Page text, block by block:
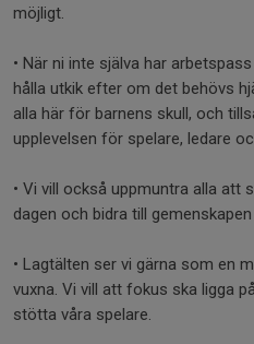
möjligt.
• När ni inte själva har
hålla utkik efter om det behövs
alla här för barnens skull, och
upplevelsen för spelare, ledare
• Vi vill också uppmuntra alla att
dagen och bidra till
• Lagtälten ser vi gärna som en
vuxna. Vi vill att fokus ska ligga
stötta våra spelare.